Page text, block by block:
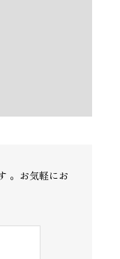
。お気軽にお